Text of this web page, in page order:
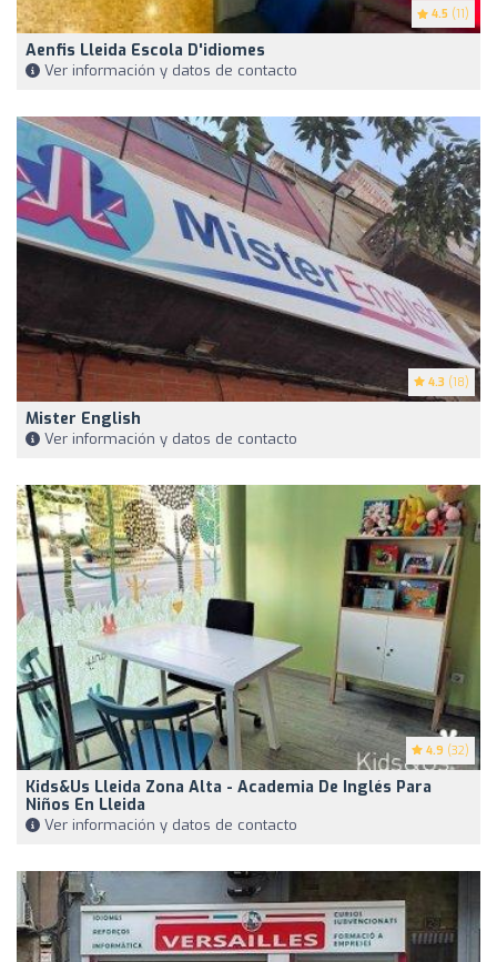
4.5 (11)
Aenfis Lleida Escola D'idiomes
Ver información y datos de contacto
4.3 (18)
Mister English
Ver información y datos de contacto
4.9 (32)
Kids&Us Lleida Zona Alta - Academia De Inglés Para
Niños En Lleida
Ver información y datos de contacto